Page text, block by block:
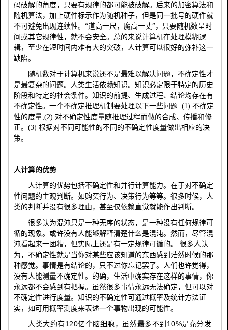
码破解的角度，只要有规律的都可能被破解。后来的加密算法和
随机算法，加上硬件标示作为随机种子，但是同一批号的硬件就
不可避免出现连续性。“道高一尺，魔高一丈”，只要随机数呈时
间或其它规律性，就不会安全。总的来说计算机在处理模糊逻
辑，至少在短时间内难有大的突破，人计算可以很好的弥补这一
缺陷。
随机数对于计算机来说还不是最难以解决问题，不确定性才
是最复杂的问题。人类生活依赖知识。知识必定限于特定的历史
阶段和特定的社会条件。知识的前提、生成过程、结论均存在有
不确定性。一个不确定推理机制要处理以下一些问题: (1) 不确定
性的度量;(2) 对不确定性度量随推理过程而做的合成、传播和修
正。 (3) 根据对不同可能性的不同的不确定性度量做出相应的决
策。
人计算的优势
人计算的优势包括不确定性和并行计算能力。在于对不确定
性问题的主观判断。如购买行为、决策行为等等。很多时候，人
类的判断并没有很多理由，甚至仅依赖直觉就能作出判断。
很多认为混沌只是一种无序的状态，是一种没有任何规律可
循的现象。或许没有人能够解释清楚什么是混沌。然而，尽管混
沌看起来一团糟，但实际上还是有一定规律可循的。
很多人认
为，不确定性就是当你对某些应该知道的东西感到茫然时候的那
种感觉。事情是有结论的，只不过你忘记罢了。人们也许觉得，
没有人能测量不确定性。的确，生活中确实存在这样的事情，你
永远都不会感到有把握。虽然很多事情永远无法确定，但可以对
不确定性进行度量。知识的不确定性可通过概率及统计方法证
实，如可用概率测度来表述一个事物出现的可能性。
人类大约有120亿个脑细胞，虽然最多不到 10%是充分发